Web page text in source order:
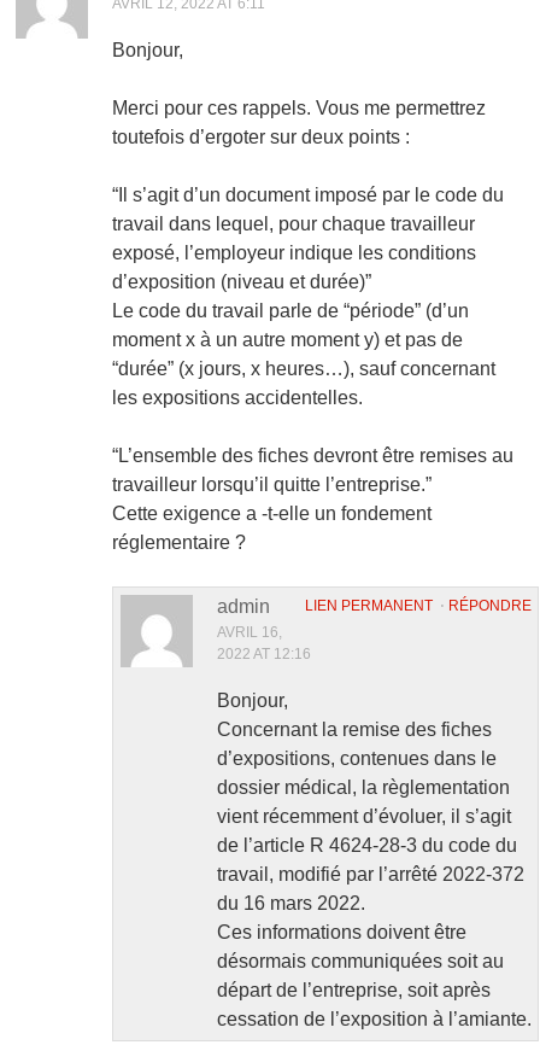
AVRIL 12, 2022 AT 6:11
Bonjour,
Merci pour ces rappels. Vous me permettrez
toutefois d’ergoter sur deux points :
“Il s’agit d’un document imposé par le code du
travail dans lequel, pour chaque travailleur
exposé, l’employeur indique les conditions
d’exposition (niveau et durée)”
Le code du travail parle de “période” (d’un
moment x à un autre moment y) et pas de
“durée” (x jours, x heures…), sauf concernant
les expositions accidentelles.
“L’ensemble des fiches devront être remises au
travailleur lorsqu’il quitte l’entreprise.”
Cette exigence a -t-elle un fondement
réglementaire ?
LIEN PERMANENT⋅ RÉPONDRE
admin
AVRIL 16,
2022 AT 12:16
Bonjour,
Concernant la remise des fiches
d’expositions, contenues dans le
dossier médical, la règlementation
vient récemment d’évoluer, il s’agit
de l’article R 4624-28-3 du code du
travail, modifié par l’arrêté 2022-372
du 16 mars 2022.
Ces informations doivent être
désormais communiquées soit au
départ de l’entreprise, soit après
cessation de l’exposition à l’amiante.